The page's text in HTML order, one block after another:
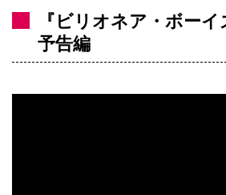
『ビリオネア・ボーイ
予告編